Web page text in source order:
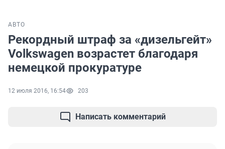
АВТО
Рекордный штраф за «дизельгейт»
Volkswagen возрастет благодаря
немецкой прокуратуре
12 июля 2016, 16:54 203
Написать комментарий